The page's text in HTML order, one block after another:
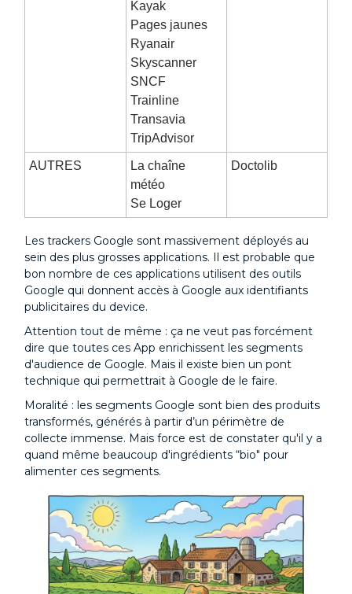
Kayak
Pages jaunes
Ryanair
Skyscanner
SNCF
Trainline
Transavia
TripAdvisor
AUTRES
La chaîne
météo
Se Loger
Doctolib
Les trackers Google sont massivement déployés au
sein des plus grosses applications. Il est probable que
bon nombre de ces applications utilisent des outils
Google qui donnent accès à Google aux identifiants
publicitaires du device.
Attention tout de même : ça ne veut pas forcément
dire que toutes ces App enrichissent les segments
d'audience de Google. Mais il existe bien un pont
technique qui permettrait à Google de le faire.
Moralité : les segments Google sont bien des produits
transformés, générés à partir d’un périmètre de
collecte immense. Mais force est de constater qu'il y a
quand même beaucoup d'ingrédients “bio" pour
alimenter ces segments.